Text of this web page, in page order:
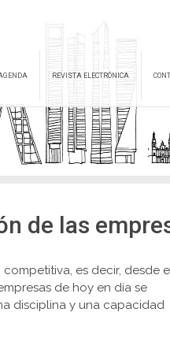
REVISTA ELECTRÓNICA
de las
es decir, desde
de hoy en día se
disciplina y una capacidad